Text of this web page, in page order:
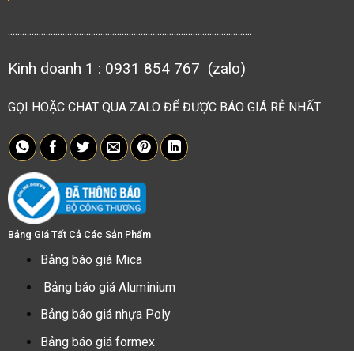
.......................................................................................................
Kinh doanh 1 : 0931 854 767 (zalo)
GỌI HOẶC CHAT QUA ZALO ĐỂ ĐƯỢC BÁO GIÁ RẺ NHẤT
Bảng Giá Tất Cả Các Sản Phẩm
Bảng báo giá Mica
Bảng báo giá Aluminium
Bảng báo giá nhựa Poly
Bảng báo giá formex